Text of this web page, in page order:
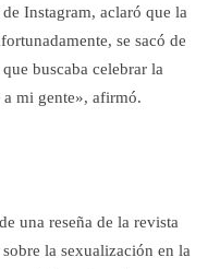
Instagram, aclaró que la
se sacó de
buscaba celebrar la
mi gente», afirmó.
una reseña de la revista
la sexualización en la